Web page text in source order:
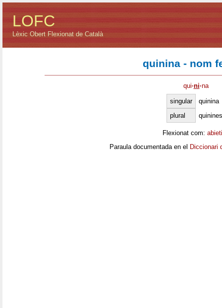
LOFC
Lèxic Obert Flexionat de Català
quinina - nom
qui·ni·na
singular
quinina
plural
quinines
Flexionat com:
Paraula documentada en el Diccionari